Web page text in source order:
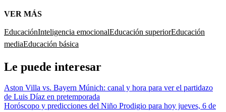
VER MÁS
EducaciónInteligencia emocionalEducación superiorEducación
mediaEducación básica
Le puede interesar
Aston Villa vs. Bayern Múnich: canal y hora para ver el partidazo
de Luis Díaz en pretemporada
Horóscopo y predicciones del Niño Prodigio para hoy jueves, 6 de